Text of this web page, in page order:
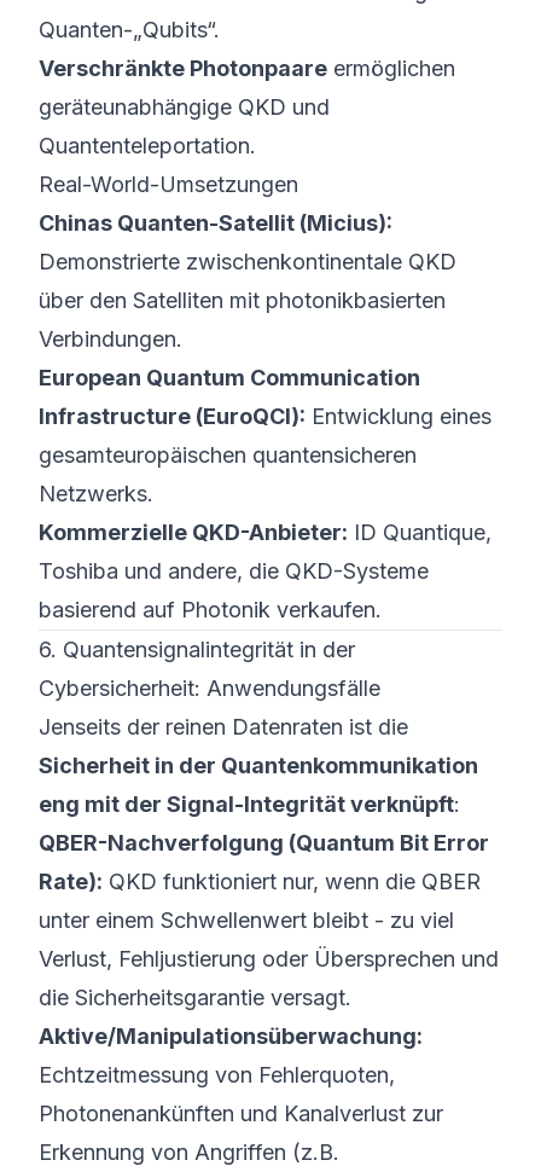
Quanten-„Qubits“.
Verschränkte Photonpaare ermöglichen
geräteunabhängige QKD und
Quantenteleportation.
Real-World-Umsetzungen
Chinas Quanten-Satellit (Micius):
Demonstrierte zwischenkontinentale QKD
über den Satelliten mit photonikbasierten
Verbindungen.
European Quantum Communication
Infrastructure (EuroQCI): Entwicklung eines
gesamteuropäischen quantensicheren
Netzwerks.
Kommerzielle QKD-Anbieter: ID Quantique,
Toshiba und andere, die QKD-Systeme
basierend auf Photonik verkaufen.
6. Quantensignalintegrität in der
Cybersicherheit: Anwendungsfälle
Jenseits der reinen Datenraten ist die
Sicherheit in der Quantenkommunikation
eng mit der Signal-Integrität verknüpft:
QBER-Nachverfolgung (Quantum Bit Error
Rate): QKD funktioniert nur, wenn die QBER
unter einem Schwellenwert bleibt - zu viel
Verlust, Fehljustierung oder Übersprechen und
die Sicherheitsgarantie versagt.
Aktive/Manipulationsüberwachung:
Echtzeitmessung von Fehlerquoten,
Photonenankünften und Kanalverlust zur
Erkennung von Angriffen (z.B.